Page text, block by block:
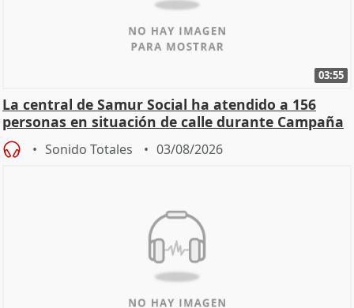
03:55
La central de Samur Social ha atendido a 156
personas en situación de calle durante Campaña
de Calor
Sonido Totales 03/08/2026